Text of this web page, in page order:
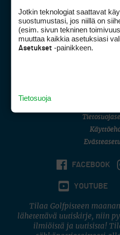
Golfpisteen
DSA
(digi)
FACEBOOK
YOUTUBE
Tilaa Golfpisteen
lähetettävä uutiskirje, niin
ilmiöistä ja uutisista!
Jotkin teknologiat saattavat
suostumustasi, jos niillä on
(esim. sivun tekninen
muuttaa kaikkia asetuksiasi
Asetukset -painikkeen.
Tietosuoja